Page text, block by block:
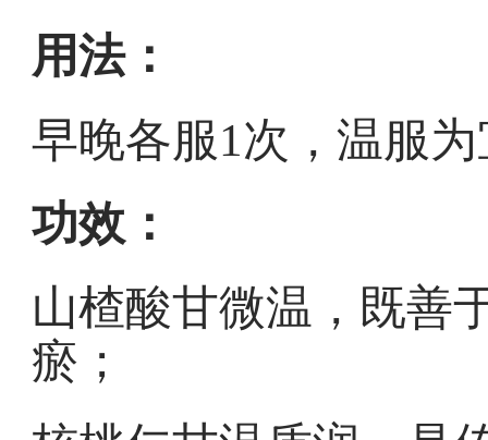
用法：
早晚各服1次，温服
功效：
山楂酸甘微温，既善
瘀；